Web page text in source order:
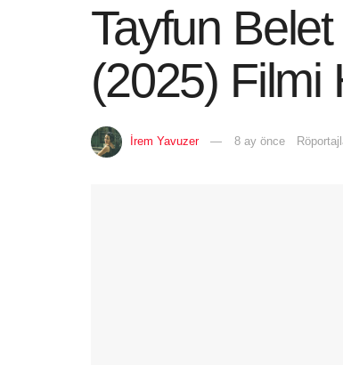
Tayfun
(2025) Filmi
İrem Yavuzer 8 ay önce